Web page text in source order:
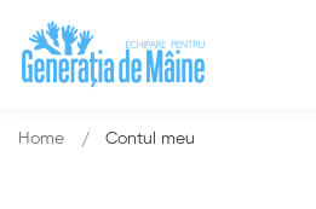
Home Contul meu